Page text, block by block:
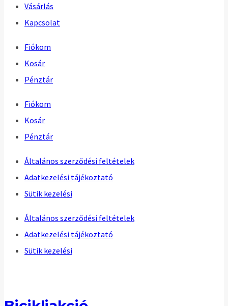
Vásárlás
Kapcsolat
Fiókom
Kosár
Pénztár
Fiókom
Kosár
Pénztár
Általános szerződési feltételek
Adatkezelési tájékoztató
Sütik kezelési
Általános szerződési feltételek
Adatkezelési tájékoztató
Sütik kezelési